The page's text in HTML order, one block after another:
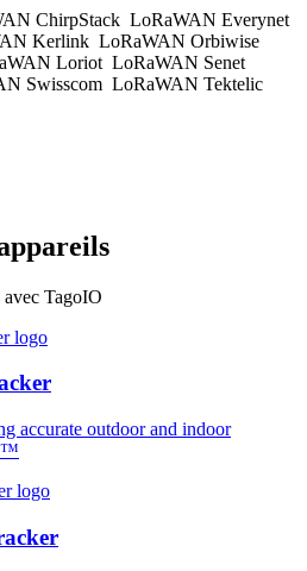
ChirpStack LoRaWAN Everynet
Kerlink LoRaWAN Orbiwise
Loriot LoRaWAN Senet
Swisscom LoRaWAN Tektelic
TagoIO
accurate outdoor and indoor